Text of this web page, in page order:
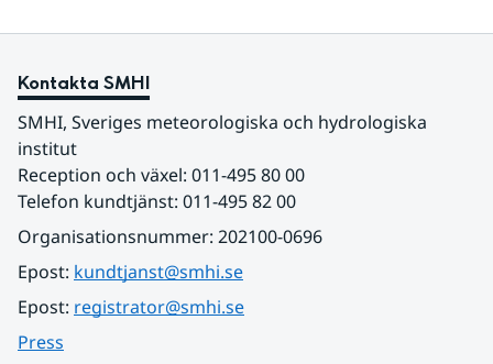
Kontakta SMHI
SMHI, Sveriges meteorologiska och hydrologiska
institut
Reception och växel: 011-495 80 00
Telefon kundtjänst: 011-495 82 00
Organisationsnummer: 202100-0696
Epost: kundtjanst@smhi.se
Epost: registrator@smhi.se
Press